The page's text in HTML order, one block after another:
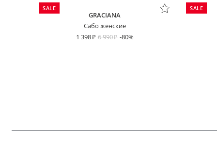
SALE
GRACIANA
Сабо женские
1 398
6 990 -80%
SALE